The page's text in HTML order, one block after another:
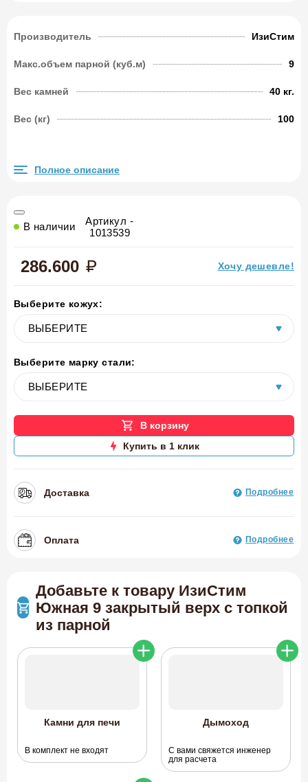
Производитель ИзиСтим
Макс.объем парной (куб.м) 9
Вес камней 40 кг.
Вес (кг) 100
Полное описание
В наличии
Артикул -
1013539
286.600 Хочу дешевле!
Выберите кожух:
Выберите марку стали:
В корзину
Купить в 1 клик
Доставка Подробнее
Оплата Подробнее
Добавьте к товару ИзиСтим
Южная 9 закрытый верх с топкой
из парной
Камни для печи
В комплект не входят
Дымоход
С вами свяжется инженер
для расчета